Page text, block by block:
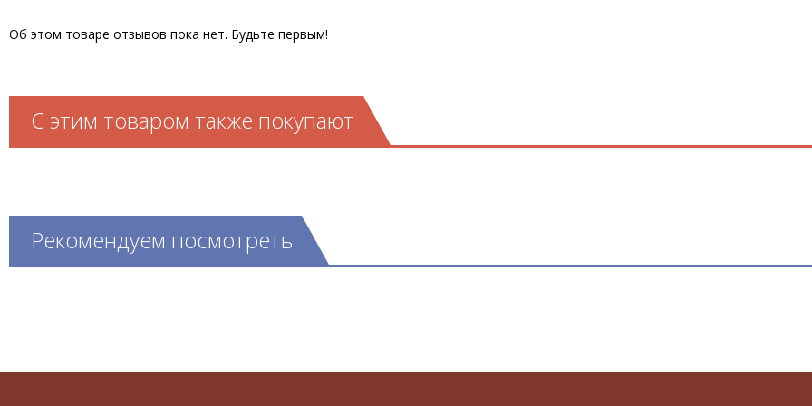
Об этом товаре отзывов пока нет. Будьте первым!
С этим товаром также покупают
Рекомендуем посмотреть